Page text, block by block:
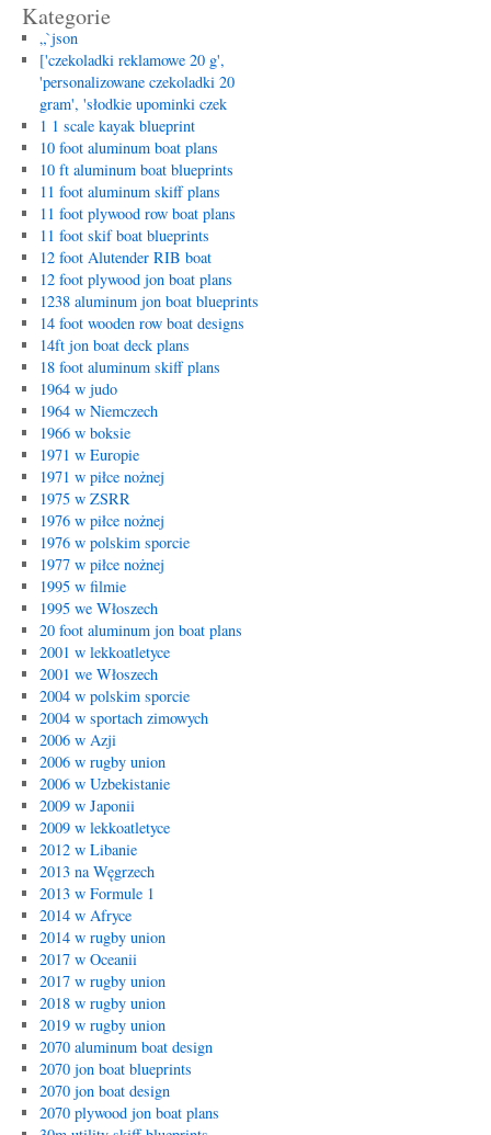
Kategorie
„`json
['czekoladki reklamowe 20 g',
'personalizowane czekoladki 20
gram', 'słodkie upominki czek
1 1 scale kayak blueprint
10 foot aluminum boat plans
10 ft aluminum boat blueprints
11 foot aluminum skiff plans
11 foot plywood row boat plans
11 foot skif boat blueprints
12 foot Alutender RIB boat
12 foot plywood jon boat plans
1238 aluminum jon boat blueprints
14 foot wooden row boat designs
14ft jon boat deck plans
18 foot aluminum skiff plans
1964 w judo
1964 w Niemczech
1966 w boksie
1971 w Europie
1971 w piłce nożnej
1975 w ZSRR
1976 w piłce nożnej
1976 w polskim sporcie
1977 w piłce nożnej
1995 w filmie
1995 we Włoszech
20 foot aluminum jon boat plans
2001 w lekkoatletyce
2001 we Włoszech
2004 w polskim sporcie
2004 w sportach zimowych
2006 w Azji
2006 w rugby union
2006 w Uzbekistanie
2009 w Japonii
2009 w lekkoatletyce
2012 w Libanie
2013 na Węgrzech
2013 w Formule 1
2014 w Afryce
2014 w rugby union
2017 w Oceanii
2017 w rugby union
2018 w rugby union
2019 w rugby union
2070 aluminum boat design
2070 jon boat blueprints
2070 jon boat design
2070 plywood jon boat plans